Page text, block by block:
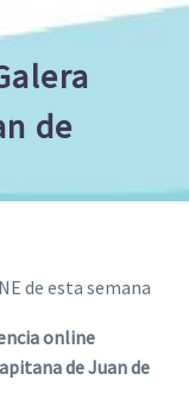
de
de esta semana
online
de Juan de